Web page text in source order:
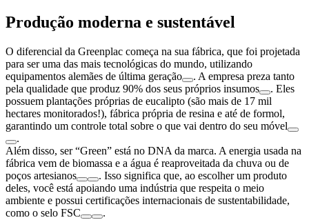
Produção moderna e sustentável
O diferencial da Greenplac começa na sua fábrica, que foi projetada
para ser uma das mais tecnológicas do mundo, utilizando
equipamentos alemães de última geração
. A empresa preza tanto
pela qualidade que produz 90% dos seus próprios insumos
. Eles
possuem plantações próprias de eucalipto (são mais de 17 mil
hectares monitorados!), fábrica própria de resina e até de formol,
garantindo um controle total sobre o que vai dentro do seu móvel
.
Além disso, ser “Green” está no DNA da marca. A energia usada na
fábrica vem de biomassa e a água é reaproveitada da chuva ou de
poços artesianos
. Isso significa que, ao escolher um produto
deles, você está apoiando uma indústria que respeita o meio
ambiente e possui certificações internacionais de sustentabilidade,
como o selo FSC
.